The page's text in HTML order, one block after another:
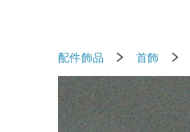
配件飾品 首飾